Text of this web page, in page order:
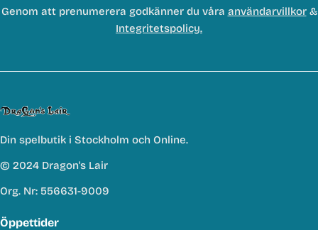
Genom att prenumerera godkänner du våra användarvillkor&
Integritetspolicy.
Din spelbutik i Stockholm och Online.
© 2024 Dragon's Lair
Org. Nr: 556631-9009
Öppettider